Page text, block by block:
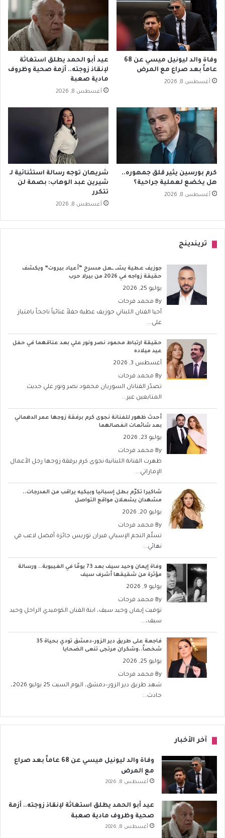
وفاة والد ليونيل ميسي عن 68
عاماً بعد صراع مع المرض
أغسطس 8, 2026
عيد أبو الحمد يطلق استغاثة
لإنقاذ زوجته.. أزمة صحية وظروف
مادية صعبة
أغسطس 8, 2026
كرم بورسين يثير قلق جمهوره..
هل يخضع لعملية جراحية؟
أغسطس 8, 2026
شريهان توجه رسالة استثنائية لـ
شيرين عبد الوهاب: بصمة لن
تتكرر
أغسطس 8, 2026
تريندينج
جوزيف عطية يشــ ــعل مسرح “أعياد بيروت” ويكشف
حقيقة زواجه في 2026 من بيرلا حرب
يوليو 25, 2026
By محمد فرحات
أحيا الفنان اللبناني جوزيف عطية حفلاً غنائياً ناجحاً بامتياز
على...
حقيقة ارتباط محمود نصر ونور علي بعد عناقهما في حفل
عيد ميلاده
أغسطس 3, 2026
By محمد فرحات
تصدّر الفنانان السوريان محمود نصر ونور علي حديث
المتابعين عبر...
أحدث ظهور للفنانة نجوى كرم برفقة زوجها عمر الدهماني
بعد شائعات انفصالهما
يوليو 23, 2026
By محمد فرحات
ظهرت الفنانة اللبنانية نجوى كرم برفقة زوجها رجل الأعمال
الإماراتي...
شاكيرا تكرّم بطل إسبانيا وبيكيه يراقب من المدرجات..
مشهدان يشعلان مواقع التواصل
يوليو 20, 2026
By محمد فرحات
تسلّم النجم الإسباني فيران توريس جائزة أفضل لاعب في
نهائي...
وفاة إيمان وحيد سيف بعد 73 يومًا في الغيبوبة.. ورسالة
مؤثرة من شقيقها أشرف سيف
يوليو 9, 2026
By محمد فرحات
توفيت إيمان وحيد سيف، ابنة الفنان الكوميدي الراحل وحيد
سيف،...
فاجعة على طريق دير الزور–دمشق تودي بحياة 35
شخصاً..وشكران مرتجى تنعى الضحايا
يوليو 25, 2026
By محمد فرحات
شهد طريق دير الزور–دمشق، اليوم السبت 25 يوليو 2026،
حادث...
آخر الأخبار
وفاة والد ليونيل ميسي عن 68 عاماً بعد صراع
مع المرض
أغسطس 8, 2026
عيد أبو الحمد يطلق استغاثة لإنقاذ زوجته.. أزمة
صحية وظروف مادية صعبة
أغسطس 8, 2026